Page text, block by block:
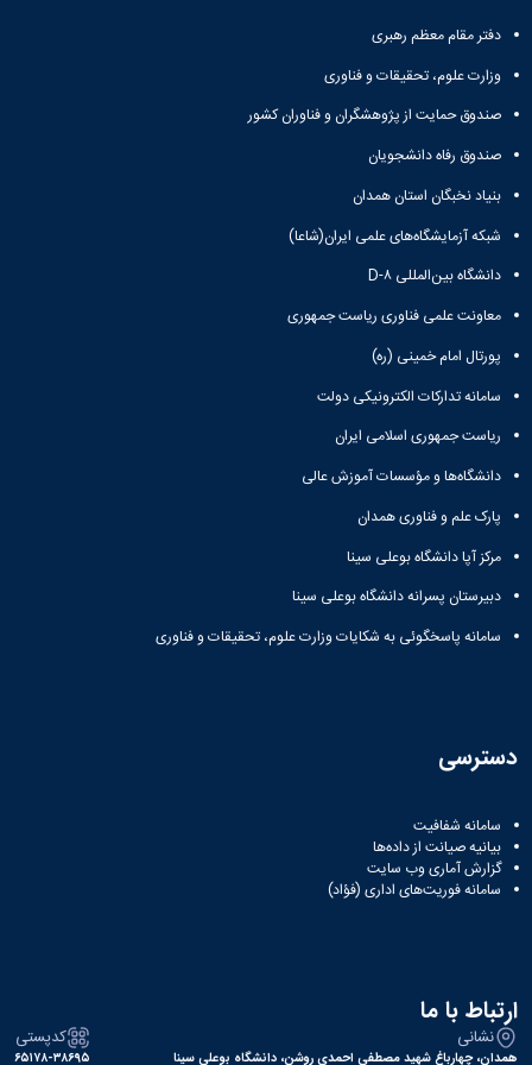
پژوهشی
تحصیلات
تکمیلی
کمیته
منتخب
ممیزی
کمیته
ترفیع
شورای
فرهنگی
دانشکده
آئین
نامه
ها
سمینارها
و
پایان
ها
آیین‌نامه‌های
معاونت
آموزشی
گروه
صنایع
گروه
نشریات
پژوهش
های
مهندسی
در
سیستم
Journal
of
Stress
Analysis
ارتباط
صنعت
کارآموزی
مراکز
مرتبط
ملی
نخبگان
شرکت
آئین
نامه ها
فرآیندها
آئین
نامه
نامه
های
پژوهشی
مکانیک
مهندسی
کامپیوتر
دفتر مقام معظم رهبری
وزارت علوم، تحقیقات و فناوری
صندوق حمایت از پژوهشگران و فناوران کشور
صندوق رفاه دانشجویان
بنیاد نخبگان استان همدان
شبکه آزمایشگاه‌های علمی ایران(شاعا)
دانشگاه بین‌المللی D-۸
معاونت علمی فناوری ریاست جمهوری
پورتال امام خمینی (ره)
سامانه تدارکات الکترونیکی دولت
ریاست جمهوری اسلامی ایران
دانشگاه‌ها و مؤسسات آموزش عالی
پارک علم و فناوری همدان
مرکز آپا دانشگاه بوعلی سینا
دبیرستان پسرانه دانشگاه بوعلی سینا
سامانه پاسخگوئی به شکایات وزارت علوم، تحقیقات و فناوری
دسترسی
سامانه شفافیت
بیانیه صیانت از داده‌ها
گزارش آماری وب‌ سایت
سامانه فوریت‌های اداری (فؤاد)
ارتباط با ما
نشانی
همدان، چهارباغ شهید مصطفی احمدی روشن، دانشگاه بوعلی سینا
کدپستی
۶۵۱۷۸-۳۸۶۹۵